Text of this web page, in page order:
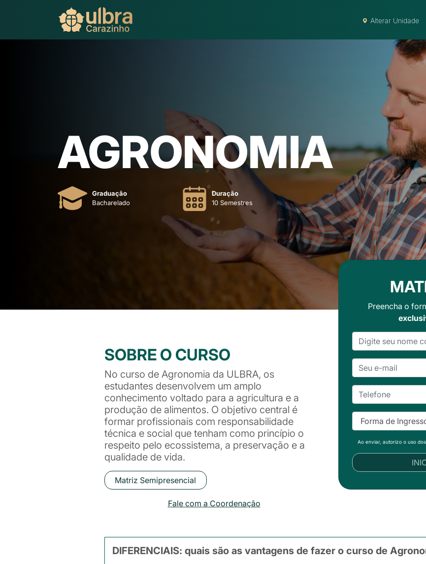
Alterar Unidade
AGRONOMIA
Graduação
Bacharelado
Duração
10 Semestres
Preencha o
Ao enviar, autorizo o uso
SOBRE O CURSO
No curso de Agronomia da ULBRA, os
estudantes desenvolvem um amplo
conhecimento voltado para a agricultura e a
produção de alimentos. O objetivo central é
formar profissionais com responsabilidade
técnica e social que tenham como princípio o
respeito pelo ecossistema, a preservação e a
qualidade de vida.
Matriz Semipresencial
Fale com a Coordenação
DIFERENCIAIS: quais são as vantagens de fazer o curso de